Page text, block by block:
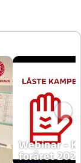
Webinar -
foråret